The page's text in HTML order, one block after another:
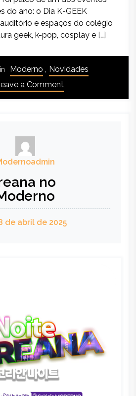
do ano: o Dia K-GEEK
e espaços do colégio
geek, k-pop, cosplay e […]
Moderno , Novidades
a Comment
no
de abril de 2025